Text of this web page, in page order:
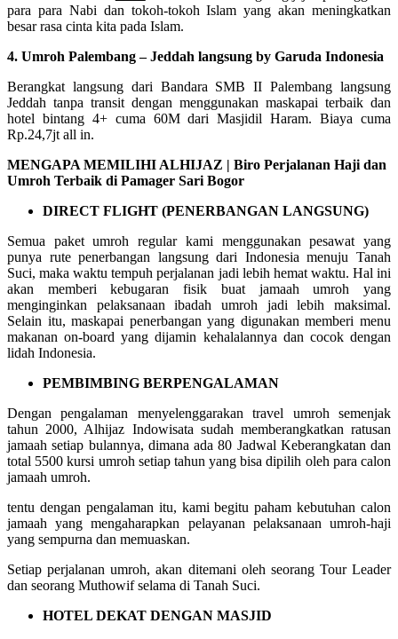
para para Nabi dan tokoh-tokoh Islam yang akan meningkatkan
besar rasa cinta kita pada Islam.
4. Umroh Palembang – Jeddah langsung by Garuda Indonesia
Berangkat langsung dari Bandara SMB II Palembang langsung
Jeddah tanpa transit dengan menggunakan maskapai terbaik dan
hotel bintang 4+ cuma 60M dari Masjidil Haram. Biaya cuma
Rp.24,7jt all in.
MENGAPA MEMILIHI ALHIJAZ | Biro Perjalanan Haji dan
Umroh Terbaik di Pamager Sari Bogor
DIRECT FLIGHT (PENERBANGAN LANGSUNG)
Semua paket umroh regular kami menggunakan pesawat yang
punya rute penerbangan langsung dari Indonesia menuju Tanah
Suci, maka waktu tempuh perjalanan jadi lebih hemat waktu. Hal ini
akan memberi kebugaran fisik buat jamaah umroh yang
menginginkan pelaksanaan ibadah umroh jadi lebih maksimal.
Selain itu, maskapai penerbangan yang digunakan memberi menu
makanan on-board yang dijamin kehalalannya dan cocok dengan
lidah Indonesia.
PEMBIMBING BERPENGALAMAN
Dengan pengalaman menyelenggarakan travel umroh semenjak
tahun 2000, Alhijaz Indowisata sudah memberangkatkan ratusan
jamaah setiap bulannya, dimana ada 80 Jadwal Keberangkatan dan
total 5500 kursi umroh setiap tahun yang bisa dipilih oleh para calon
jamaah umroh.
tentu dengan pengalaman itu, kami begitu paham kebutuhan calon
jamaah yang mengaharapkan pelayanan pelaksanaan umroh-haji
yang sempurna dan memuaskan.
Setiap perjalanan umroh, akan ditemani oleh seorang Tour Leader
dan seorang Muthowif selama di Tanah Suci.
HOTEL DEKAT DENGAN MASJID